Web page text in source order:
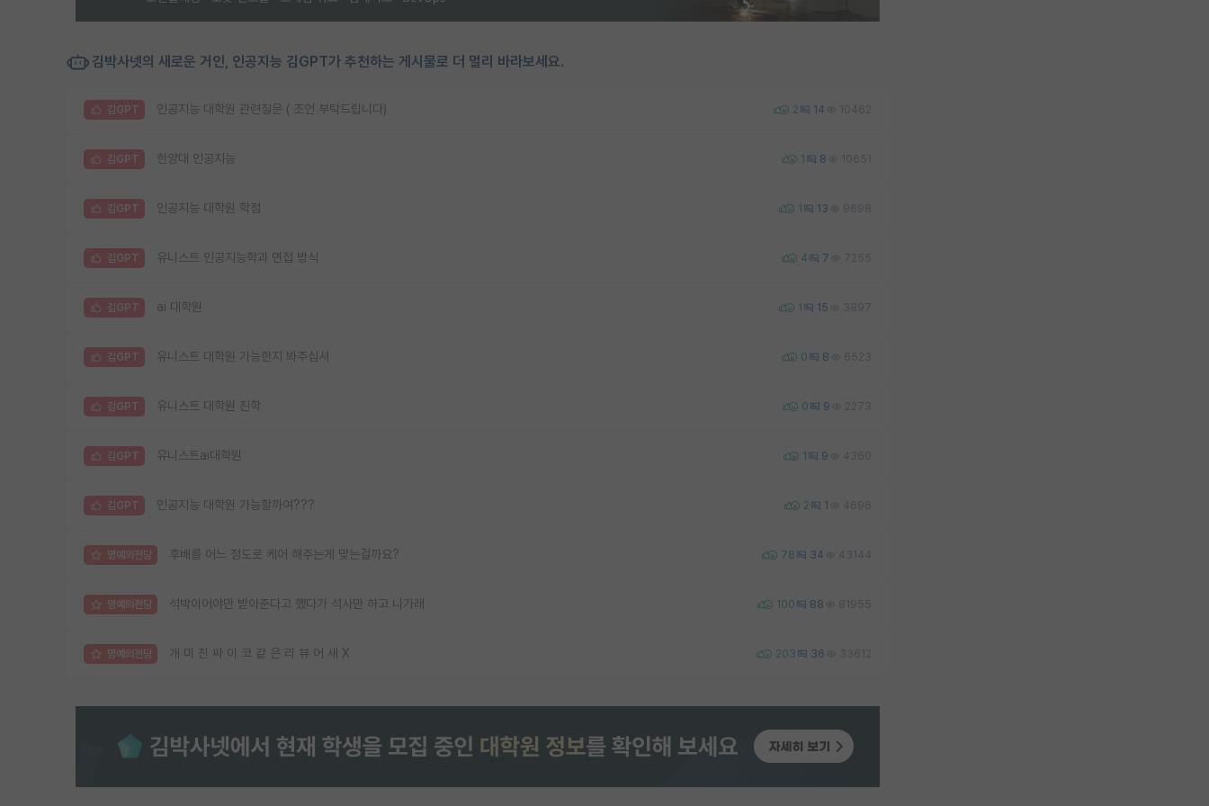
김박사넷의 새로운 거인, 인공지능 김GPT가 추천하는 게시물로 더 멀리 바라보세요.
김GPT 인공지능 대학원 관련질문 ( 조언 부탁드립니다) 2 14 10462
김GPT 한양대 인공지능 1 8 10651
김GPT 인공지능 대학원 학점 1 13 9698
김GPT 유니스트 인공지능학과 면접 방식 4 7 7255
김GPT ai 대학원 1 15 3897
김GPT 유니스트 대학원 가능한지 봐주십셔 0 8 6523
김GPT 유니스트 대학원 진학 0 9 2273
김GPT 유니스트ai대학원 1 9 4360
김GPT 인공지능 대학원 가능할까여??? 2 1 4696
명예의전당 후배를 어느 정도로 케어 해주는게 맞는걸까요? 78 34 43144
명예의전당 석박이어야만 받아준다고 했다가 석사만 하고 나가래 100 88 81955
명예의전당 개 미 친 싸 이 코 같 은 리 뷰 어 새 X 203 36 33612